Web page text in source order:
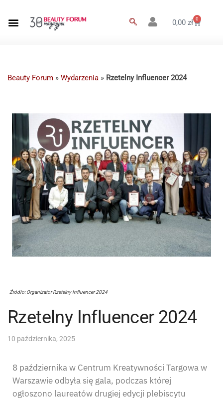
0,00zł 0
Beauty Forum » Wydarzenia » Rzetelny Influencer 2024
Źródło: Organizator Rzetelny Influencer 2024
Rzetelny Influencer 2024
10 października, 2025
8 października w Centrum Kreatywności Targowa w
Warszawie odbyła się gala, podczas której
ogłoszono laureatów drugiej edycji plebiscytu